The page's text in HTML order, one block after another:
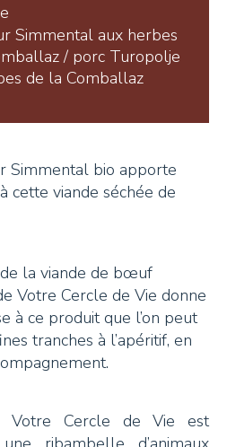
Simmental aux herbes
/ porc Turopolje
de la Comballaz
Simmental bio apporte
à cette viande séchée de
la viande de bœuf
Votre Cercle de Vie donne
à ce produit que l’on peut
tranches à l’apéritif, en
Votre Cercle de Vie est